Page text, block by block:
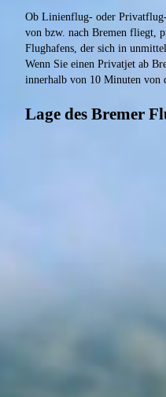
Ob Linienflug- oder
von bzw. nach Bremen fliegt,
Flughafens, der sich in
Wenn Sie einen Privatjet ab
innerhalb von 10 Minuten von
Lage des Bremer